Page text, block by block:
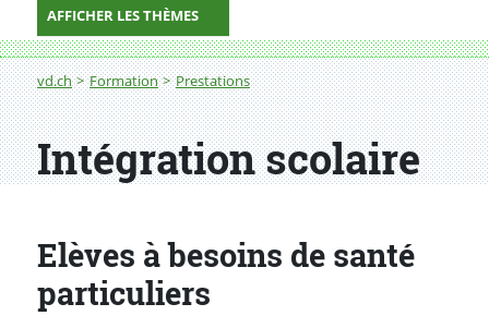
AFFICHER LES THÈMES
Fil d'Ariane
vd.ch Formation Prestations
Intégration scolaire
Intégration scolaire
Elèves à besoins de santé
particuliers